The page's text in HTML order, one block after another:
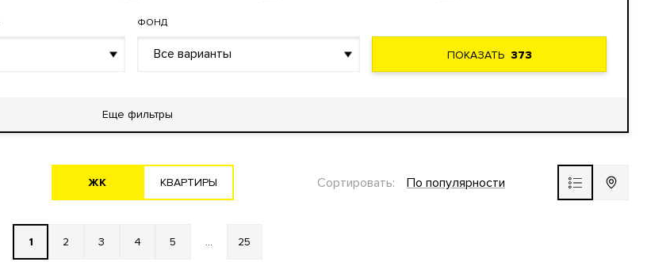
ФОНД
Все варианты ПОКАЗАТЬ373
Еще фильтры
ЖK KВАРТИРЫ Сортировать: По популярности
1 2 3 4 5 ... 25